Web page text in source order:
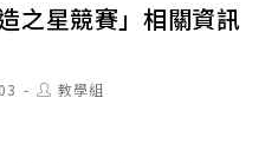
之星競賽」相關資訊
Post教學組